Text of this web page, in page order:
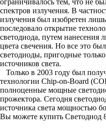
спектров излучения. В
излучения был изобретен
последовало открытие
светодиода, путем нанесения
цвета свечения. Но все это
светодиоды, пригодные
источников света.
Только в 2003 году был
технологии Chip-on-Board
полноценные мощные
прожектора. Сегодня
источника света мощностью
Вы можете купить Светодиод